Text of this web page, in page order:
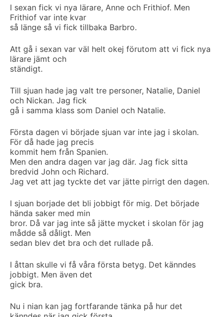
I sexan fick vi nya lärare, Anne och Frithiof. Men
Frithiof var inte kvar
så länge så vi fick tillbaka Barbro.
Att gå i sexan var väl helt okej förutom att vi fick nya
lärare jämt och
ständigt.
Till sjuan hade jag valt tre personer, Natalie, Daniel
och Nickan. Jag fick
gå i samma klass som Daniel och Natalie.
Första dagen vi började sjuan var inte jag i skolan.
För då hade jag precis
kommit hem från Spanien.
Men den andra dagen var jag där. Jag fick sitta
bredvid John och Richard.
Jag vet att jag tyckte det var jätte pirrigt den dagen.
I sjuan borjade det bli jobbigt för mig. Det började
hända saker med min
bror. Då var jag inte så jätte mycket i skolan för jag
mådde så dåligt. Men
sedan blev det bra och det rullade på.
I åttan skulle vi få våra första betyg. Det känndes
jobbigt. Men även det
gick bra.
Nu i nian kan jag fortfarande tänka på hur det